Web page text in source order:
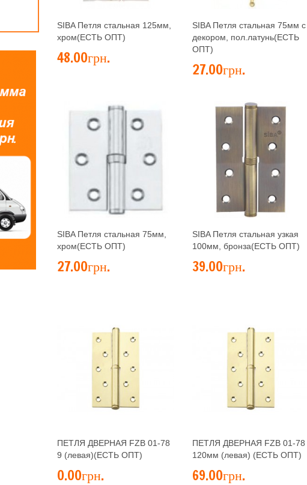
SIBA Петля стальная 125мм,
хром(ЕСТЬ ОПТ)
48.00грн.
SIBA Петля стальная 75мм с
декором, пол.латунь(ЕСТЬ
ОПТ)
27.00грн.
SIBA Петля стальная 75мм,
хром(ЕСТЬ ОПТ)
27.00грн.
SIBA Петля стальная узкая
100мм, бронза(ЕСТЬ ОПТ)
39.00грн.
ПЕТЛЯ ДВЕРНАЯ FZB 01-78
9 (левая)(ЕСТЬ ОПТ)
0.00грн.
ПЕТЛЯ ДВЕРНАЯ FZB 01-78
120мм (левая) (ЕСТЬ ОПТ)
69.00грн.